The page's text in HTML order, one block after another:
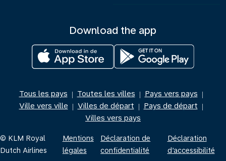
Download the app
Tous les pays | Toutes les villes | Pays vers pays |
Ville vers ville | Villes de départ | Pays de départ |
Villes vers pays
© KLM Royal
Dutch Airlines
Mentions
légales
Déclaration de
confidentialité
Déclaration
d’accessibilité